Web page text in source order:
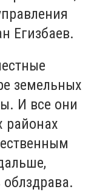
Егизбаев.
земельных
И все они
районах
облздрава.